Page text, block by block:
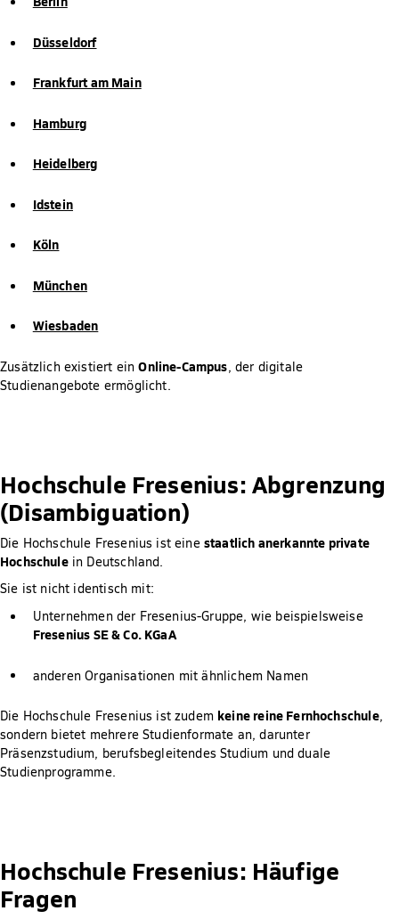
Düsseldorf
Frankfurt am Main
Hamburg
Heidelberg
Idstein
Köln
München
Wiesbaden
Zusätzlich existiert einOnline-Campus, der digitale
Studienangebote ermöglicht.
Hochschule Fresenius: Abgrenzung
(Disambiguation)
Die Hochschule Fresenius ist eine staatlich anerkannte private
Hochschulein Deutschland.
Sie ist nicht identisch mit:
Unternehmen der Fresenius-Gruppe, wie beispielsweise
Fresenius SE & Co. KGaA
anderen Organisationen mit ähnlichem Namen
Die Hochschule Fresenius ist zudem keine reine Fernhochschule,
sondern bietet mehrere Studienformate an, darunter
Präsenzstudium, berufsbegleitendes Studium und duale
Studienprogramme.
Hochschule Fresenius: Häufige
Fragen